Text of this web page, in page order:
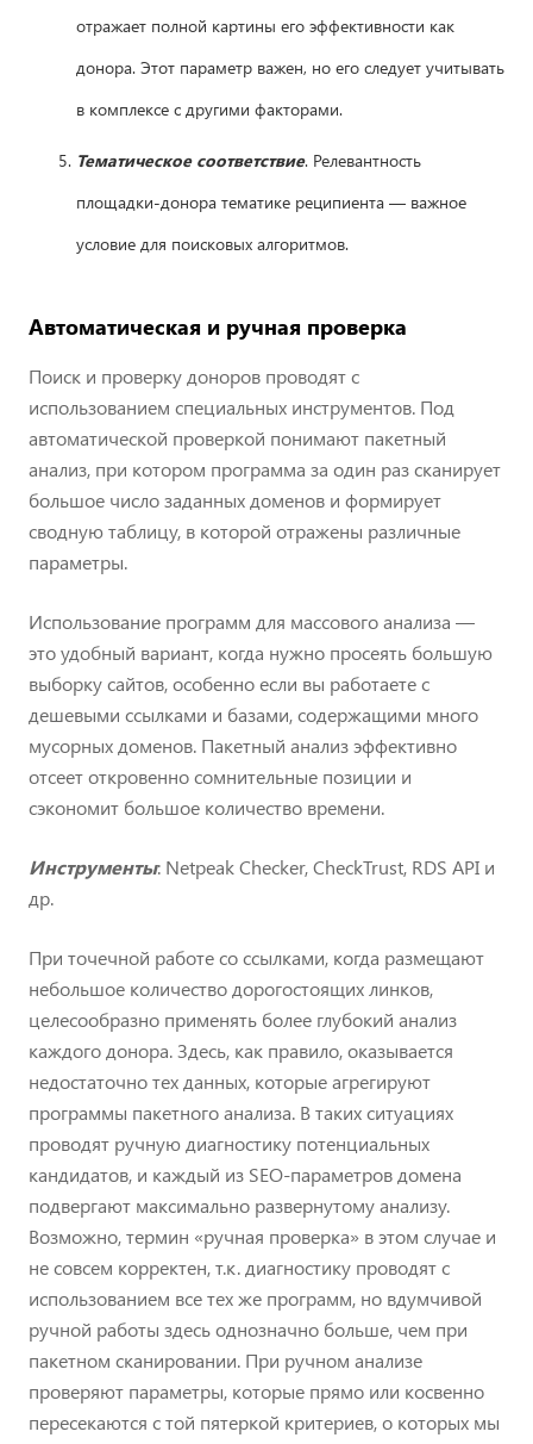
отражает полной картины его эффективности как
донора. Этот параметр важен, но его следует учитывать
в комплексе с другими факторами.
Тематическое соответствие. Релевантность
площадки-донора тематике реципиента — важное
условие для поисковых алгоритмов.
Автоматическая и ручная проверка
Поиск и проверку доноров проводят с
использованием специальных инструментов. Под
автоматической проверкой понимают пакетный
анализ, при котором программа за один раз сканирует
большое число заданных доменов и формирует
сводную таблицу, в которой отражены различные
параметры.
Использование программ для массового анализа —
это удобный вариант, когда нужно просеять большую
выборку сайтов, особенно если вы работаете с
дешевыми ссылками и базами, содержащими много
мусорных доменов. Пакетный анализ эффективно
отсеет откровенно сомнительные позиции и
сэкономит большое количество времени.
Инструменты: Netpeak Checker, CheckTrust, RDS API и
др.
При точечной работе со ссылками, когда размещают
небольшое количество дорогостоящих линков,
целесообразно применять более глубокий анализ
каждого донора. Здесь, как правило, оказывается
недостаточно тех данных, которые агрегируют
программы пакетного анализа. В таких ситуациях
проводят ручную диагностику потенциальных
кандидатов, и каждый из SEO-параметров домена
подвергают максимально развернутому анализу.
Возможно, термин «ручная проверка» в этом случае и
не совсем корректен, т.к. диагностику проводят с
использованием все тех же программ, но вдумчивой
ручной работы здесь однозначно больше, чем при
пакетном сканировании. При ручном анализе
проверяют параметры, которые прямо или косвенно
пересекаются с той пятеркой критериев, о которых мы